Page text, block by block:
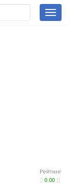
Рейтинг
0.00